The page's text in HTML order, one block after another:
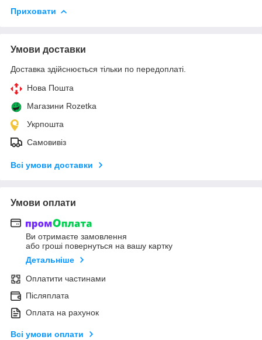
Приховати
Умови доставки
Доставка здійснюється тільки по передоплаті.
Нова Пошта
Магазини Rozetka
Укрпошта
Самовивіз
Всі умови доставки
Умови оплати
Ви отримаєте замовлення
або гроші повернуться на вашу картку
Детальніше
Оплатити частинами
Післяплата
Оплата на рахунок
Всі умови оплати